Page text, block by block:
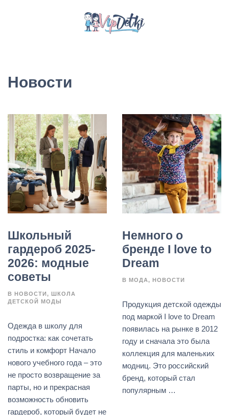
Новости
Школьный
гардероб 2025-
2026: модные
советы
В НОВОСТИ
ШКОЛА
ДЕТСКОЙ МОДЫ
Одежда в школу для
подростка: как сочетать
стиль и комфорт Начало
нового учебного года – это
не просто возвращение за
парты, но и прекрасная
возможность обновить
гардероб, который будет не
Немного о
бренде I love to
Dream
В МОДА НОВОСТИ
Продукция детской одежды
под маркой I love to Dream
появилась на рынке в 2012
году и сначала это была
коллекция для маленьких
модниц. Это российский
бренд, который стал
популярным …